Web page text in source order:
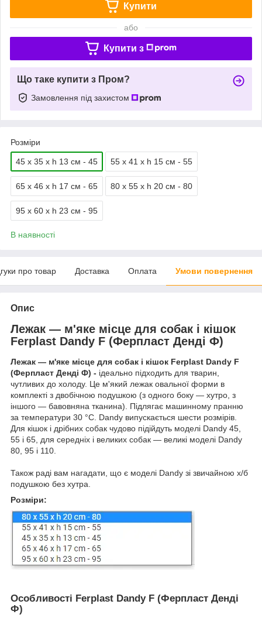
Купити
або
Купити з
Що таке купити з Пром?
Замовлення під захистом
Розміри
45 х 35 х h 13 см - 45 55 х 41 х h 15 см - 55
65 х 46 х h 17 см - 65 80 х 55 х h 20 см - 80
95 х 60 х h 23 см - 95
В наявності
про товар Доставка Оплата Умови повернення
Опис
Лежак — м'яке місце для собак і кішок
Ferplast Dandy F (Ферпласт Денді Ф)
Лежак — м'яке місце для собак і кішок Ferplast Dandy F
(Ферпласт Денді Ф) - ідеально підходить для тварин,
чутливих до холоду. Це м'який лежак овальної форми в
комплекті з двобічною подушкою (з одного боку — хутро, з
іншого — бавовняна тканина). Підлягає машинному пранню
за температури 30 °C. Dandy випускається шести розмірів.
Для кішок і дрібних собак чудово підійдуть моделі Dandy 45,
55 і 65, для середніх і великих собак — великі моделі Dandy
80, 95 і 110.
Також раді вам нагадати, що є моделі Dandy зі звичайною х/б
подушкою без хутра.
Розміри:
Особливості Ferplast Dandy F (Ферпласт Денді
Ф)